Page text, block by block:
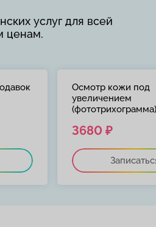
услуг для всей
ценам.
Осмотр кожи под
увеличением
(фототрихограмма)
3680 ₽